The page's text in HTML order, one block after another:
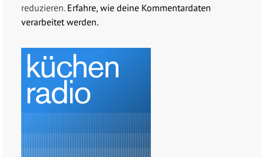
reduzieren. Erfahre, wie deine Kommentardaten
verarbeitet werden.